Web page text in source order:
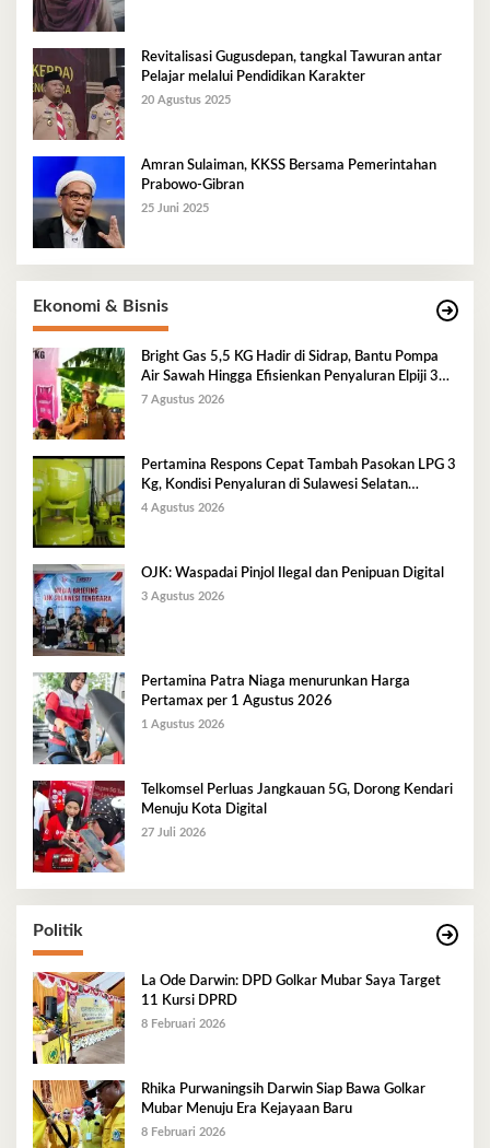
Revitalisasi Gugusdepan, tangkal Tawuran antar
Pelajar melalui Pendidikan Karakter
20 Agustus 2025
Amran Sulaiman, KKSS Bersama Pemerintahan
Prabowo-Gibran
25 Juni 2025
Ekonomi & Bisnis
Bright Gas 5,5 KG Hadir di Sidrap, Bantu Pompa
Air Sawah Hingga Efisienkan Penyaluran Elpiji 3
Kg
7 Agustus 2026
Pertamina Respons Cepat Tambah Pasokan LPG 3
Kg, Kondisi Penyaluran di Sulawesi Selatan
Berlangsung Kondusif
4 Agustus 2026
OJK: Waspadai Pinjol Ilegal dan Penipuan Digital
3 Agustus 2026
Pertamina Patra Niaga menurunkan Harga
Pertamax per 1 Agustus 2026
1 Agustus 2026
Telkomsel Perluas Jangkauan 5G, Dorong Kendari
Menuju Kota Digital
27 Juli 2026
Politik
La Ode Darwin: DPD Golkar Mubar Saya Target
11 Kursi DPRD
8 Februari 2026
Rhika Purwaningsih Darwin Siap Bawa Golkar
Mubar Menuju Era Kejayaan Baru
8 Februari 2026